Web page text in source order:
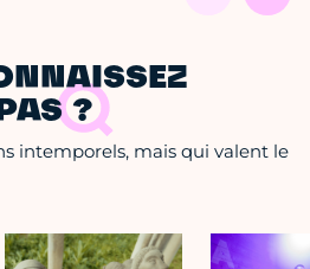
?
intemporels, mais qui valent le